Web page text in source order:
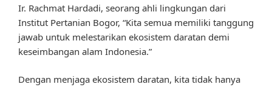
Ir. Rachmat Hardadi, seorang ahli lingkungan dari
Institut Pertanian Bogor, “Kita semua memiliki tanggung
jawab untuk melestarikan ekosistem daratan demi
keseimbangan alam Indonesia.”
Dengan menjaga ekosistem daratan, kita tidak hanya